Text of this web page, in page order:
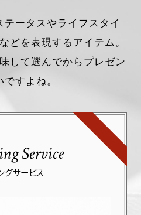
ータスやライフスタイ
どを表現するアイテム。
して選んでからプレゼン
ですよね。
Service
グサービス